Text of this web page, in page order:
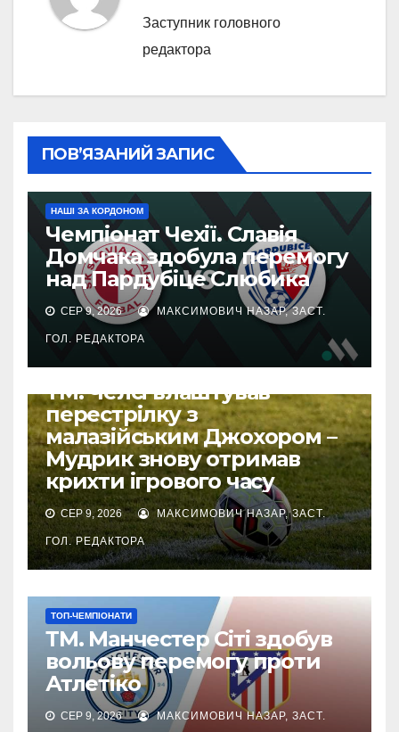
Заступник головного
редактора
ПОВ’ЯЗАНИЙ ЗАПИС
НАШІ ЗА КОРДОНОМ
Чемпіонат Чехії. Славія
Домчака здобула перемогу
над Пардубіце Слюбика
СЕР 9, 2026 МАКСИМОВИЧ НАЗАР, ЗАСТ.
ГОЛ. РЕДАКТОРА
НАШІ ЗА КОРДОНОМ ТОП-ЧЕМПІОНАТИ
ТМ. Челсі влаштував
перестрілку з
малазійським Джохором –
Мудрик знову отримав
крихти ігрового часу
СЕР 9, 2026 МАКСИМОВИЧ НАЗАР, ЗАСТ.
ГОЛ. РЕДАКТОРА
ТОП-ЧЕМПІОНАТИ
ТМ. Манчестер Сіті здобув
вольову перемогу проти
Атлетіко
СЕР 9, 2026 МАКСИМОВИЧ НАЗАР, ЗАСТ.